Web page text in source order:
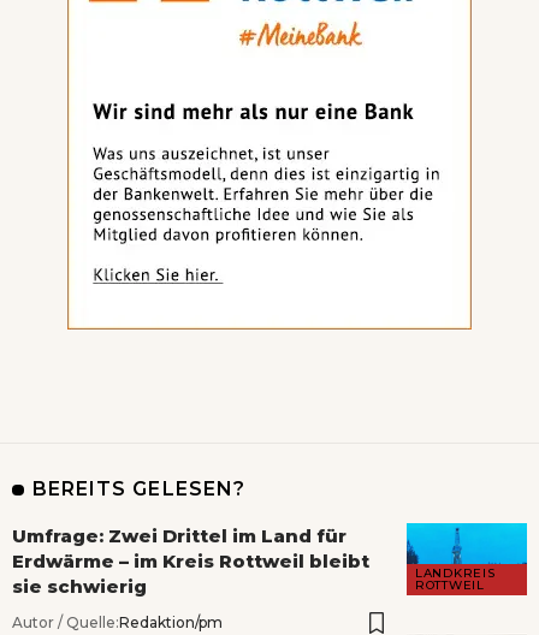
BEREITS GELESEN?
LANDKREIS
ROTTWEIL
Umfrage: Zwei Drittel im Land für
Erdwärme – im Kreis Rottweil bleibt
sie schwierig
Autor / Quelle:Redaktion/pm